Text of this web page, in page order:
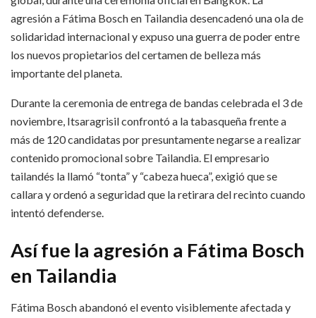
agresión a Fátima Bosch en Tailandia desencadenó una ola de
solidaridad internacional y expuso una guerra de poder entre
los nuevos propietarios del certamen de belleza más
importante del planeta.​
Durante la ceremonia de entrega de bandas celebrada el 3 de
noviembre, Itsaragrisil confrontó a la tabasqueña frente a
más de 120 candidatas por presuntamente negarse a realizar
contenido promocional sobre Tailandia. El empresario
tailandés la llamó “tonta” y “cabeza hueca”, exigió que se
callara y ordenó a seguridad que la retirara del recinto cuando
intentó defenderse.​
Así fue la agresión a Fátima Bosch
en Tailandia
Fátima Bosch abandonó el evento visiblemente afectada y